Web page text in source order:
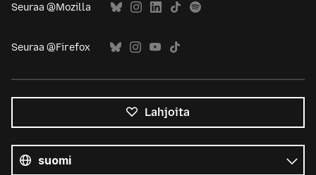
Seuraa @Mozilla
Seuraa @Firefox
Lahjoita
kielet